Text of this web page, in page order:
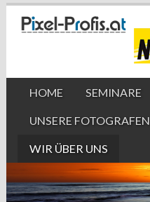
HOME SEMINARE
UNSERE FOTOGRAFEN
WIR ÜBER UNS